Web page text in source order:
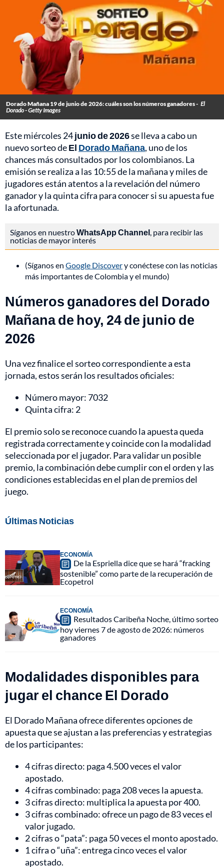
Dorado Mañana 19 de junio de 2026: cuáles son los números ganadores - El
Dorado - Getty Images
Este miércoles 24junio de 2026se lleva a cabo un
nuevo sorteo deEl Dorado Mañana, uno de los
chances más consultados por los colombianos. La
emisión se realiza a las 10:55 de la mañana y miles de
jugadores están atentos a la revelación del número
ganador y la quinta cifra para conocer si su apuesta fue
la afortunada.
Síganos en nuestroWhatsApp Channel, para recibir las
noticias de mayor interés
(Síganos en Google Discovery conéctese con las noticias
más importantes de Colombia y el mundo)
Números ganadores del Dorado
Mañana de hoy, 24 de junio de
2026
Una vez finalice el sorteo correspondiente a esta
jornada, estos serán los resultados oficiales:
Número mayor: 7032
Quinta cifra: 2
El premio solo se reconoce cuando la apuesta queda
registrada correctamente y coincide con la modalidad
seleccionada por el jugador. Para validar un posible
premio, la combinación debe cumplir con el orden y las
condiciones establecidas en el plan de premios del
juego.
Últimas Noticias
ECONOMÍA
De la Espriella dice que se hará “fracking
sostenible” como parte de la recuperación de
Ecopetrol
ECONOMÍA
Resultados Caribeña Noche, último sorteo
hoy viernes 7 de agosto de 2026: números
ganadores
Modalidades disponibles para
jugar el chance El Dorado
El Dorado Mañana ofrece diferentes opciones de
apuesta que se ajustan a las preferencias y estrategias
de los participantes:
4 cifras directo: paga 4.500 veces el valor
apostado.
4 cifras combinado: paga 208 veces la apuesta.
3 cifras directo: multiplica la apuesta por 400.
3 cifras combinado: ofrece un pago de 83 veces el
valor jugado.
2 cifras o “pata”: paga 50 veces el monto apostado.
1 cifra o “uña”: entrega cinco veces el valor
apostado.